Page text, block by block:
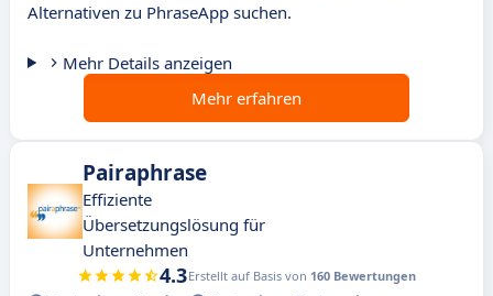
Alternativen zu PhraseApp suchen.
Mehr Details anzeigen
Mehr erfahren
Pairaphrase
Effiziente
Übersetzungslösung für
Unternehmen
4.3Erstellt auf Basis von 160 Bewertungen